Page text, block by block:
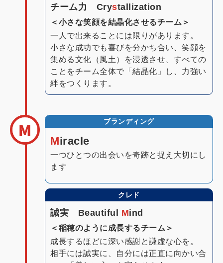
チーム力 Crystallization
＜小さな笑顔を結晶化させるチーム＞
一人で出来ることには限りがあります。
小さな成功でも喜びを分かち合い、笑顔を
集める文化（風土）を浸透させ、すべての
ことをチーム全体で「結晶化」し、力強い
絆をつくります。
ブランディング
Miracle
一つひとつの出会いを奇跡と捉え大切にし
ます
クレド
誠実 Beautiful Mind
＜稲穂のように成長するチーム＞
成長するほどに深い感謝と謙虚な心を。
相手には誠実に、自分には正直に向かい合